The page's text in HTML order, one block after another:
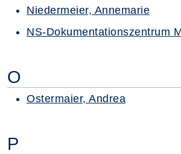
Niedermeier, Annemarie
NS-Dokumentationszentrum
O
Ostermaier, Andrea
P